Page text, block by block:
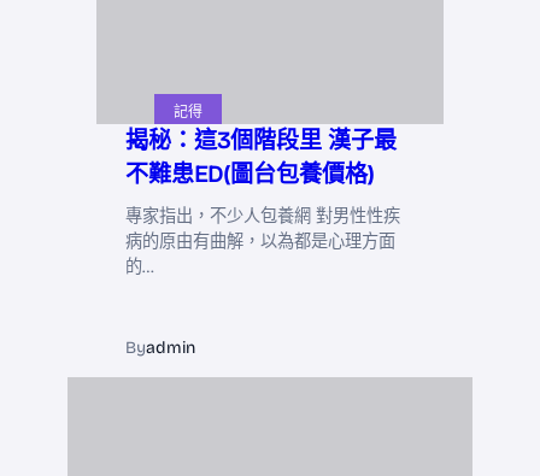
記得
揭秘：這3個階段里 漢子最
不難患ED(圖台包養價格)
專家指出，不少人包養網 對男性性疾
病的原由有曲解，以為都是心理方面
的…
Byadmin